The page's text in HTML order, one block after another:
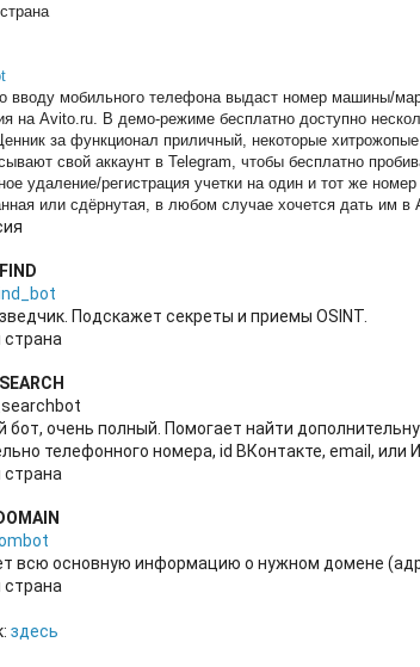
вводу мобильного телефона выдаст номер машины/
на Avito.ru. В демо-режиме бесплатно доступно
за функционал приличный, некоторые
свой аккаунт в Telegram, чтобы бесплатно
удаление/регистрация учетки на один и тот же
или сдёрнутая, в любом случае хочется дать им в
Подскажет секреты и приемы OSINT.
_searchbot
бот, очень полный. Помогает найти
телефонного номера, id ВКонтакте, email, или
всю основную информацию о нужном домене
здесь